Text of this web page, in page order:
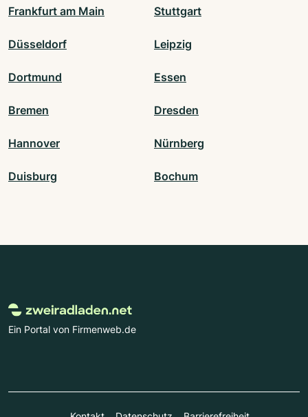
Frankfurt am Main Stuttgart
Düsseldorf Leipzig
Dortmund Essen
Bremen Dresden
Hannover Nürnberg
Duisburg Bochum
Ein Portal von Firmenweb.de